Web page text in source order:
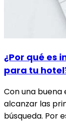
¿Por qué es
para tu
Con una buena
alcanzar las
búsqueda. Por